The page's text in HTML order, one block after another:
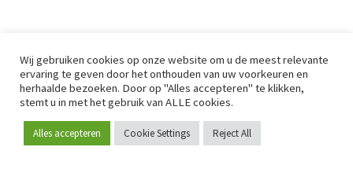
Word lid
Wij gebruiken cookies op onze website om u de meest relevante
ervaring te geven door het onthouden van uw voorkeuren en
herhaalde bezoeken. Door op "Alles accepteren" te klikken,
stemt u in met het gebruik van ALLE cookies.
Alles accepteren Cookie Settings Reject All